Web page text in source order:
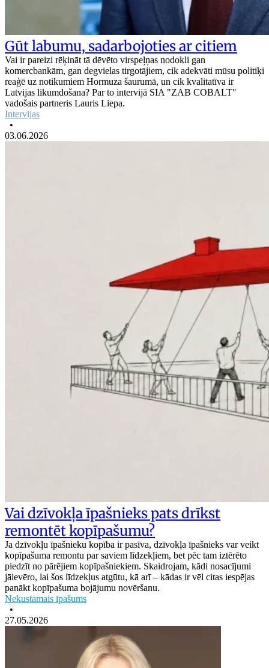
Gūt labumu, sadarbojoties ar citiem
Vai ir pareizi rēķināt tā dēvēto virspeļņas nodokli gan
komercbankām, gan degvielas tirgotājiem, cik adekvāti mūsu politiķi
reaģē uz notikumiem Hormuza šaurumā, un cik kvalitatīva ir
Latvijas likumdošana? Par to intervijā SIA "ZAB COBALT"
vadošais partneris Lauris Liepa.
Intervijas
•
03.06.2026
Vai dzīvokļa īpašnieks pats drīkst
remontēt kopīpašumu?
Ja dzīvokļu īpašnieku kopība ir pasīva, dzīvokļa īpašnieks var veikt
kopīpašuma remontu par saviem līdzekļiem, bet pēc tam iztērēto
piedzīt no pārējiem kopīpašniekiem. Skaidrojam, kādi nosacījumi
jāievēro, lai šos līdzekļus atgūtu, kā arī – kādas ir vēl citas iespējas
panākt kopīpašuma bojājumu novēršanu.
Nekustamais īpašums
•
27.05.2026